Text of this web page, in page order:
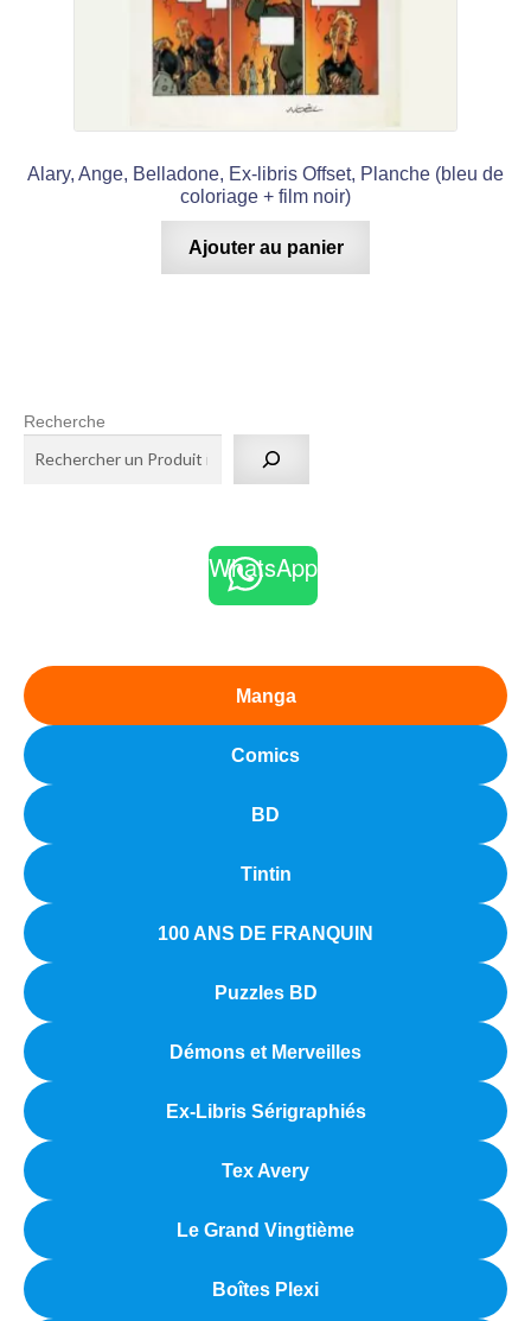
Alary, Ange, Belladone, Ex-libris Offset, Planche (bleu de
coloriage + film noir)
Ajouter au panier
Recherche
WhatsApp
Manga
Comics
BD
Tintin
100 ANS DE FRANQUIN
Puzzles BD
Démons et Merveilles
Ex-Libris Sérigraphiés
Tex Avery
Le Grand Vingtième
Boîtes Plexi